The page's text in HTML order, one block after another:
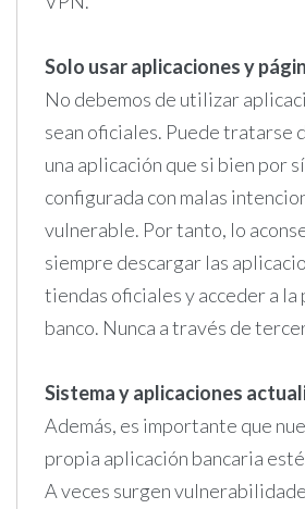
Solo usar aplicaciones y
No debemos de utilizar
sean oficiales. Puede tratarse
una aplicación que si bien por
configurada con malas
vulnerable. Por tanto, lo
siempre descargar las
tiendas oficiales y acceder a la
banco. Nunca a través de
Sistema y aplicaciones
Además, es importante que
propia aplicación bancaria
A veces surgen